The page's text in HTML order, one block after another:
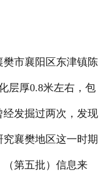
市襄阳区东津镇陈
层厚0.8米左右，包
发掘过两次，发现
襄樊地区这一时期
第五批）信息来